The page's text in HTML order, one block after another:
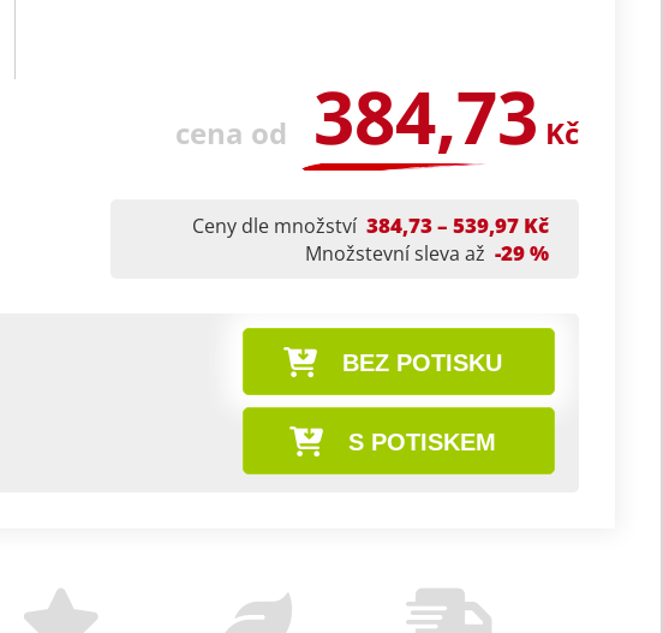
cena od 384,73 Kč
Ceny dle množství 384,73 – 539,97 Kč
Množstevní sleva až -29 %
BEZ POTISKU
S POTISKEM